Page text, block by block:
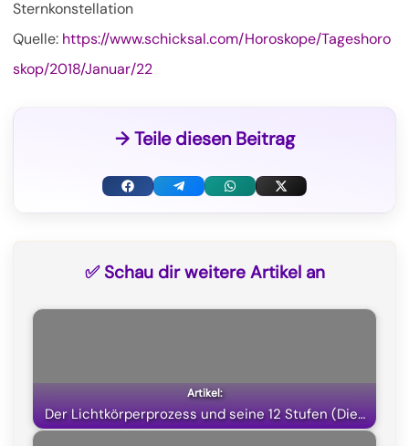
Sternkonstellation
Quelle: https://www.schicksal.com/Horoskope/Tageshoro
skop/2018/Januar/22
→ Teile diesen Beitrag
F
o
k
T
a
m
W
p
p
X
T
t
e
✅ Schau dir weitere Artikel an
Der Lichtkörperprozess und seine 12 Stufen (Die…